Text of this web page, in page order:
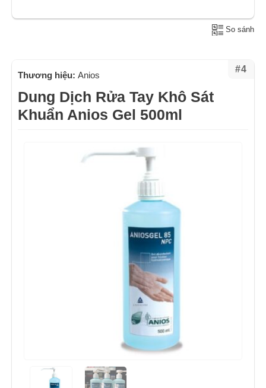
So sánh
#4
Thương hiệu: Anios
Dung Dịch Rửa Tay Khô Sát
Khuẩn Anios Gel 500ml